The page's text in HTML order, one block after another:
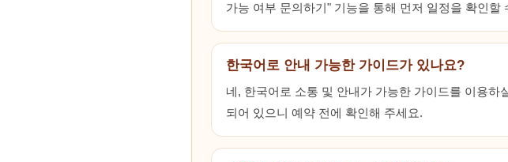
가능 여부 문의하기" 기능을 통해 먼저 일정을 확인할
한국어로 안내 가능한 가이드가 있나요?
네, 한국어로 소통 및 안내가 가능한 가이드를 이용
되어 있으니 예약 전에 확인해 주세요.